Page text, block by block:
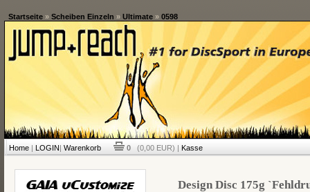
Startseite» Scheiben Einzeln » Ultimate» 0598
Home| LOGIN| Warenkorb 0 (0,00 EUR) | Kasse
Design Disc 175g